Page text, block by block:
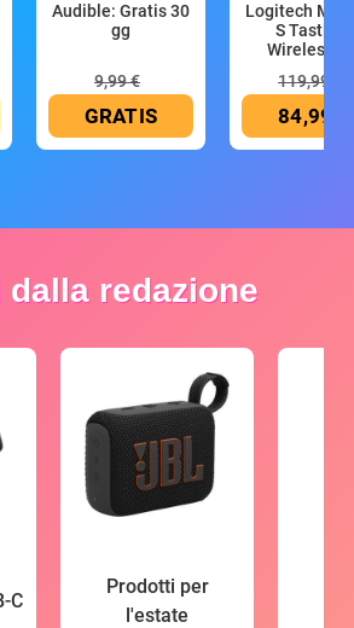
Audible: Gratis 30
gg
9,99 €
GRATIS
Logitech MX
S Tastiera
Wireless
119,99 €
84,99 €
dalla redazione
C
Prodotti per
l'estate